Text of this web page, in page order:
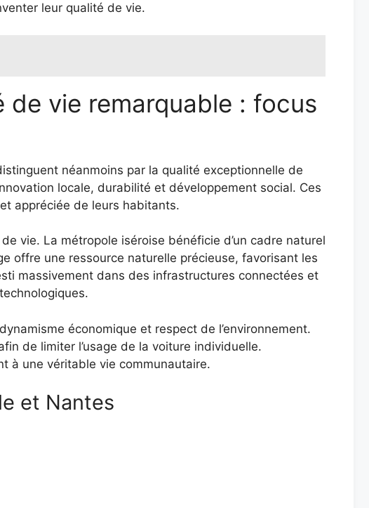
leur qualité de vie.
de vie remarquable : focus
néanmoins par la qualité exceptionnelle de
locale, durabilité et développement social. Ces
appréciée de leurs habitants.
vie. La métropole iséroise bénéficie d’un cadre naturel
offre une ressource naturelle précieuse, favorisant les
massivement dans des infrastructures connectées et
économique et respect de l’environnement.
de limiter l’usage de la voiture individuelle.
à une véritable vie communautaire.
et Nantes